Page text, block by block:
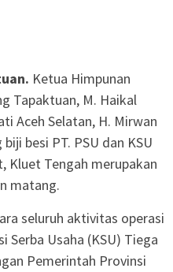
Ketua Himpunan
Tapaktuan, M. Haikal
Aceh Selatan, H. Mirwan
besi PT. PSU dan KSU
Kluet Tengah merupakan
matang.
seluruh aktivitas operasi
Serba Usaha (KSU) Tiega
Pemerintah Provinsi